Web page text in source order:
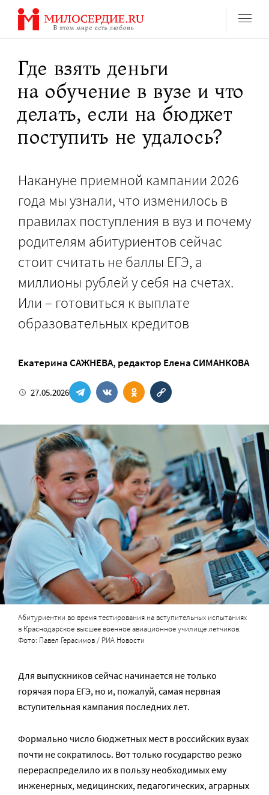
Перейти
содержанию
Где взять деньги
на обучение в вузе и что
делать, если на бюджет
поступить не удалось?
Накануне приемной кампании 2026
года мы узнали, что изменилось в
правилах поступления в вуз и почему
родителям абитуриентов сейчас
стоит считать не баллы ЕГЭ, а
миллионы рублей у себя на счетах.
Или – готовиться к выплате
образовательных кредитов
Екатерина САЖНЕВА, редактор Елена СИМАНКОВА
27.05.2026
Абитуриентки во время тестирования на вступительных испытаниях
в Краснодарское высшее военное авиационное училище летчиков.
Фото: Павел Герасимов / РИА Новости
Для выпускников сейчас начинается не только
горячая пора ЕГЭ, но и, пожалуй, самая нервная
вступительная кампания последних лет.
Формально число бюджетных мест в российских вузах
почти не сократилось. Вот только государство резко
перераспределило их в пользу необходимых ему
инженерных, медицинских, педагогических, аграрных